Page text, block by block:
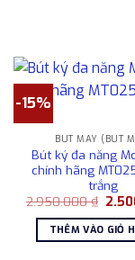
-15%
BÚT MÁY (BÚT
Bút ký đa năng
chính hãng
trắng
2.950.000₫ Giá
là:
THÊM VÀO GIỎ